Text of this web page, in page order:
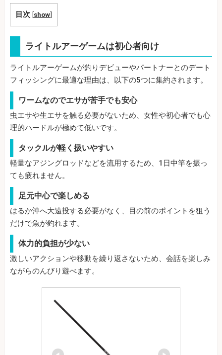
目次 [show]
ライトルアーゲームは初心者向け
ライトルアーゲームが釣りデビューやパートナーとのデート
フィッシングに最適な理由は、以下の5つに集約されます。
ワームなのでエサが苦手でも安心
虫エサや生エサを触る必要がないため、女性や初心者でも心
理的ハードルが極めて低いです。
タックルが軽く扱いやすい
軽量なアジングロッドなどを流用するため、1日中竿を振っ
ても疲れません。
足元中心で楽しめる
はるか沖へ大遠投する必要がなく、目の前のポイントを狙う
だけで魚が釣れます。
体力的負担が少ない
激しいアクションや移動を繰り返さないため、会話を楽しみ
ながらのんびり遊べます。